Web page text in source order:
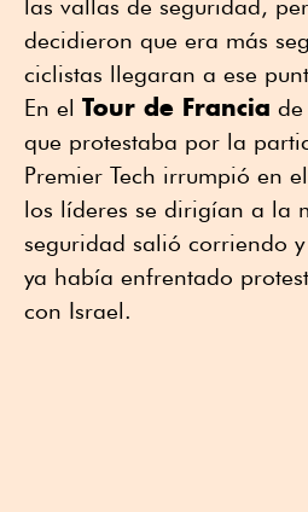
las vallas de seguridad,
decidieron que era más
ciclistas llegaran a ese
En el Tour de Francia
que protestaba por la
Premier Tech irrumpió en
los líderes se dirigían a la
seguridad salió corriendo
ya había enfrentado
con Israel.